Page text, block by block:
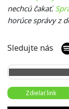
nechcú čakať.
horúce správy z
Sledujte nás
Zdieľať link